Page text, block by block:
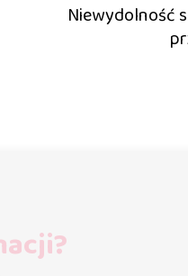
Niewydolność